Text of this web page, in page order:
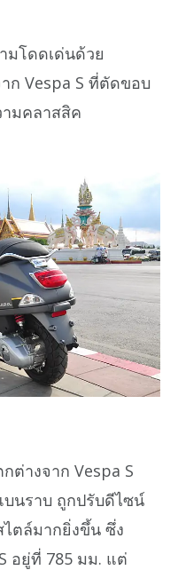
มโดดเด่นด้วย
ก Vespa S ที่ตัดขอบ
มคลาสสิค
ต่างจาก Vespa S
บนราบ ถูกปรับดีไซน์
ตล์มากยิ่งขึ้น ซึ่ง
อยู่ที่ 785 มม. แต่